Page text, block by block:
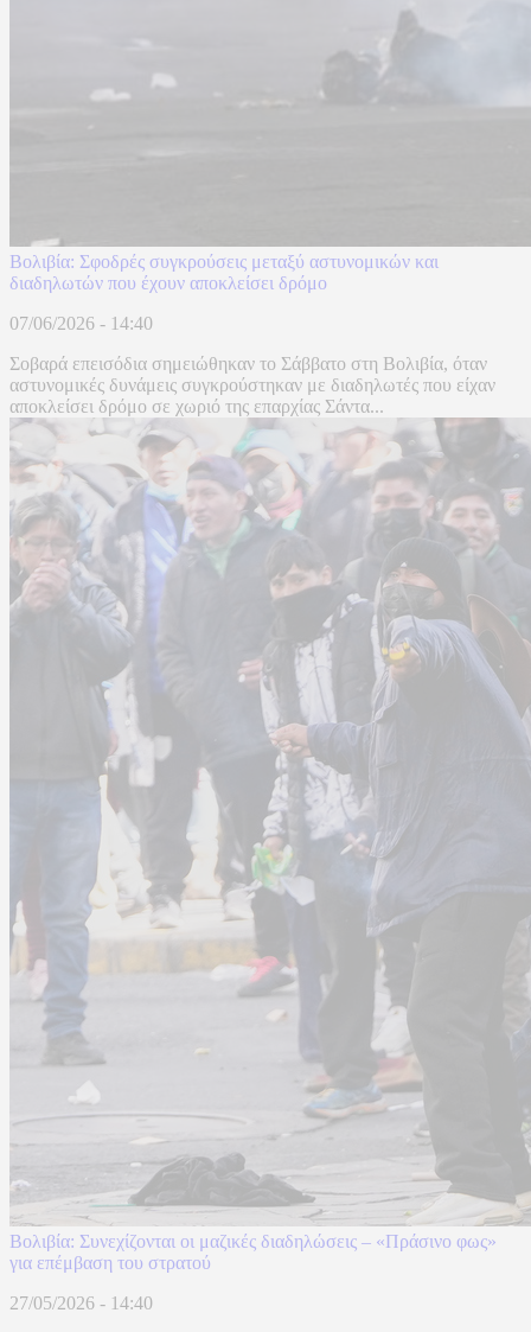
Βολιβία: Σφοδρές συγκρούσεις μεταξύ αστυνομικών και
διαδηλωτών που έχουν αποκλείσει δρόμο
07/06/2026 - 14:40
Σοβαρά επεισόδια σημειώθηκαν το Σάββατο στη Βολιβία, όταν
αστυνομικές δυνάμεις συγκρούστηκαν με διαδηλωτές που είχαν
αποκλείσει δρόμο σε χωριό της επαρχίας Σάντα...
Βολιβία: Συνεχίζονται οι μαζικές διαδηλώσεις – «Πράσινο φως»
για επέμβαση του στρατού
27/05/2026 - 14:40